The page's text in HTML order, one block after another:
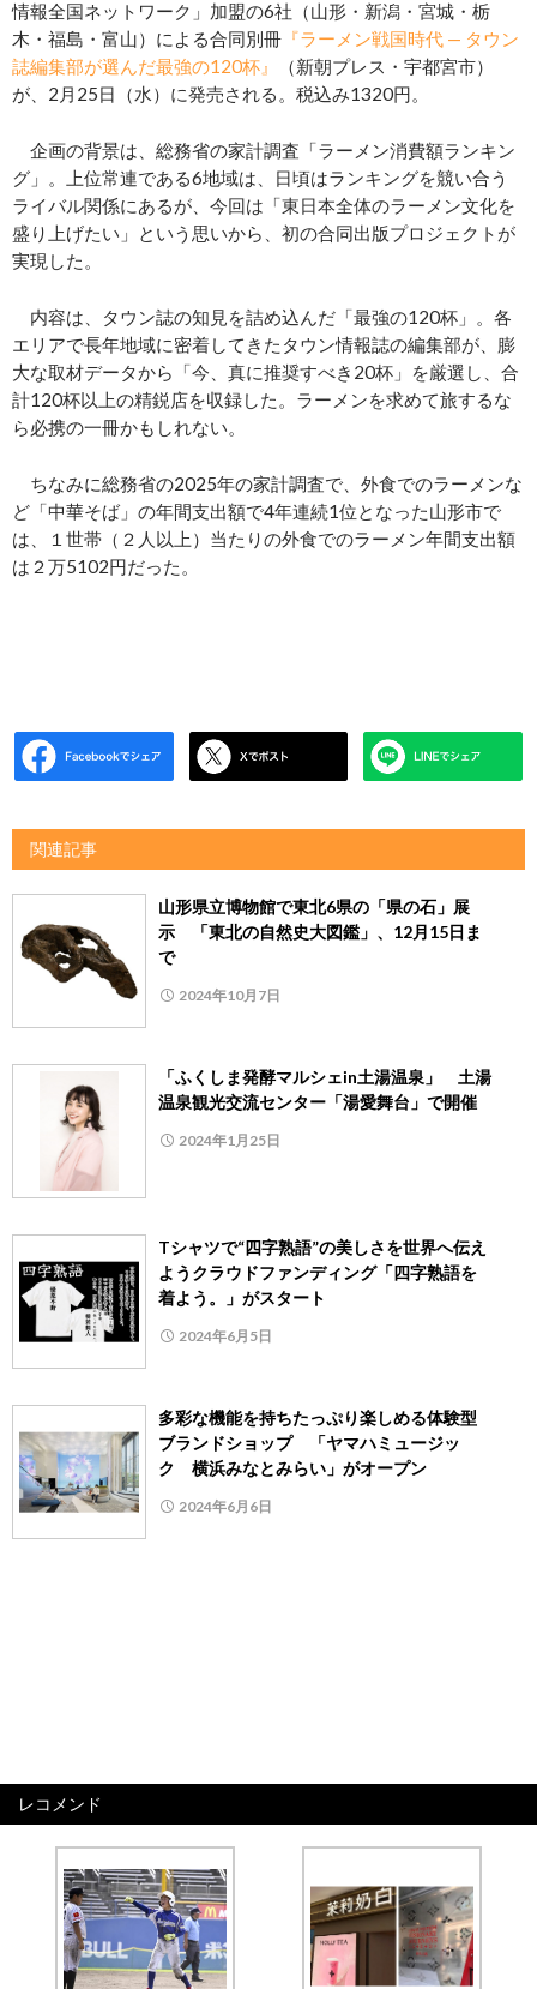
情報全国ネットワーク」加盟の6社（山形・新潟・宮城・栃
木・福島・富山）による合同別冊 『ラーメン戦国時代 — タウン
誌編集部が選んだ最強の120杯』
（新朝プレス・宇都宮市）
が、2月25日（水）に発売される。税込み1320円。
企画の背景は、総務省の家計調査「ラーメン消費額ランキン
グ」。上位常連である6地域は、日頃はランキングを競い合う
ライバル関係にあるが、今回は「東日本全体のラーメン文化を
盛り上げたい」という思いから、初の合同出版プロジェクトが
実現した。
内容は、タウン誌の知見を詰め込んだ「最強の120杯」。各
エリアで長年地域に密着してきたタウン情報誌の編集部が、膨
大な取材データから「今、真に推奨すべき20杯」を厳選し、合
計120杯以上の精鋭店を収録した。ラーメンを求めて旅するな
ら必携の一冊かもしれない。
ちなみに総務省の2025年の家計調査で、外食でのラーメンな
ど「中華そば」の年間支出額で4年連続1位となった山形市で
は、１世帯（２人以上）当たりの外食でのラーメン年間支出額
は２万5102円だった。
関連記事
山形県立博物館で東北6県の「県の石」展
示 「東北の自然史大図鑑」、12月15日ま
で
2024年10月7日
「ふくしま発酵マルシェin土湯温泉」 土湯
温泉観光交流センター「湯愛舞台」で開催
2024年1月25日
Tシャツで“四字熟語”の美しさを世界へ伝え
ようクラウドファンディング「四字熟語を
着よう。」がスタート
2024年6月5日
多彩な機能を持ちたっぷり楽しめる体験型
ブランドショップ 「ヤマハミュージッ
ク 横浜みなとみらい」がオープン
2024年6月6日
レコメンド